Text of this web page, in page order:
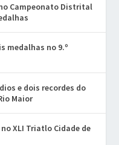
Campeonato Distrital
medalhas no 9.º
e dois recordes do
Maior
XLI Triatlo Cidade de